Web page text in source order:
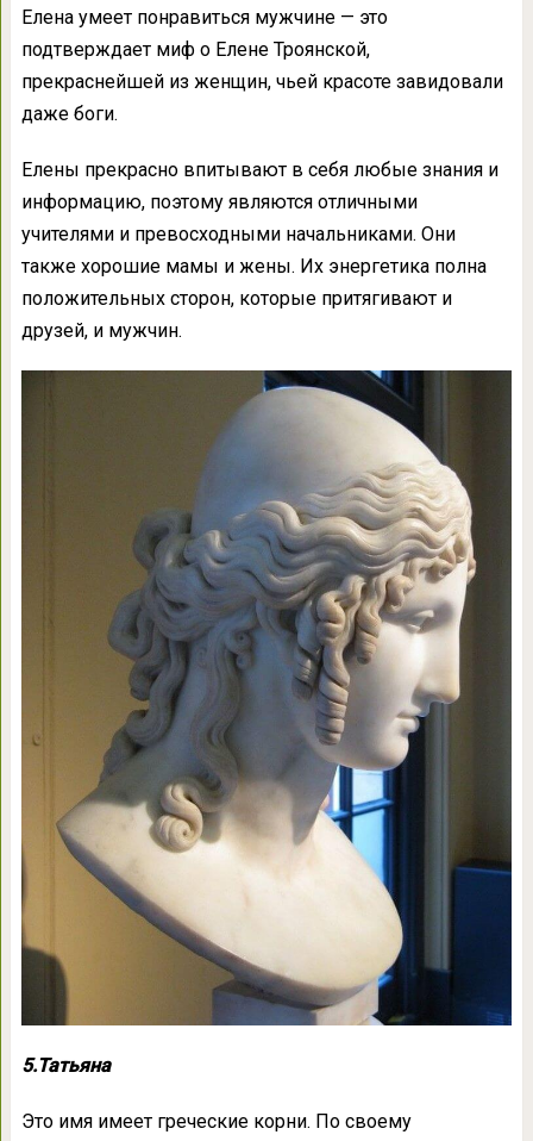
Елена умеет понравиться мужчине — это
подтверждает миф о Елене Троянской,
прекраснейшей из женщин, чьей красоте завидовали
даже боги.
Елены прекрасно впитывают в себя любые знания и
информацию, поэтому являются отличными
учителями и превосходными начальниками. Они
также хорошие мамы и жены. Их энергетика полна
положительных сторон, которые притягивают и
друзей, и мужчин.
5.Татьяна
Это имя имеет греческие корни. По своему